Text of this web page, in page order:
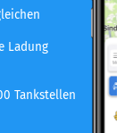
Ladung
Tankstellen